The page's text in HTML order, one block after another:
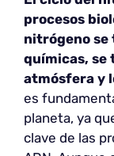
procesos
nitrógeno
químicas, se
atmósfera y
es
planeta, ya
clave de las